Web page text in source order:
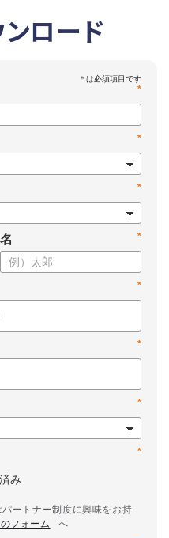
ロード
*
*
*
*
名
*
*
*
*
み
ートナー制度に興味をお持
フォーム
へ